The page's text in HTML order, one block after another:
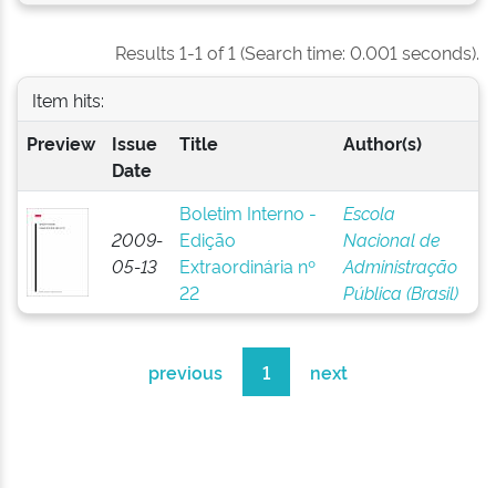
Results 1-1 of 1 (Search time: 0.001 seconds).
Item hits:
Preview
Issue
Date
Title Author(s)
2009-
05-13
Boletim Interno -
Edição
Extraordinária nº
22
Escola
Nacional de
Administração
Pública (Brasil)
previous 1 next